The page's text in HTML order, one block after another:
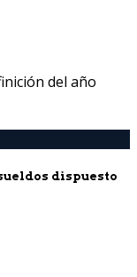
del año
dispuesto